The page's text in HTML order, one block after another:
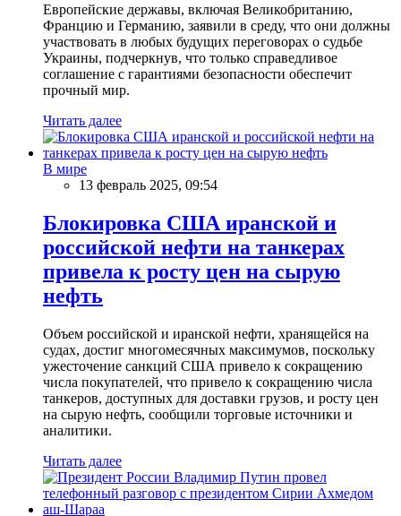
Европейские державы, включая Великобританию,
Францию и Германию, заявили в среду, что они должны
участвовать в любых будущих переговорах о судьбе
Украины, подчеркнув, что только справедливое
соглашение с гарантиями безопасности обеспечит
прочный мир.
Читать далее
В мире
13 февраль 2025, 09:54
Блокировка США иранской и
российской нефти на танкерах
привела к росту цен на сырую
нефть
Объем российской и иранской нефти, хранящейся на
судах, достиг многомесячных максимумов, поскольку
ужесточение санкций США привело к сокращению
числа покупателей, что привело к сокращению числа
танкеров, доступных для доставки грузов, и росту цен
на сырую нефть, сообщили торговые источники и
аналитики.
Читать далее